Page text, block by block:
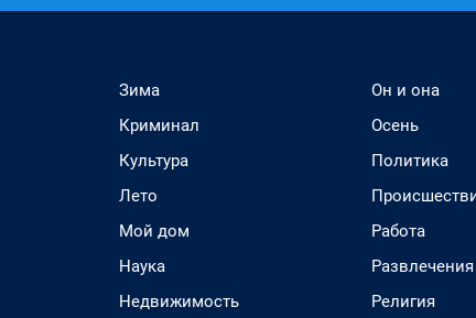
Зима
Криминал
Культура
Лето
Мой дом
Наука
Недвижимость
Он и она
Осень
Политика
Работа
Развлечения
Религия